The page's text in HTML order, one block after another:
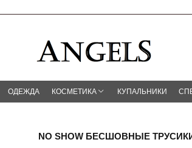
ОДЕЖДА КОСМЕТИКА КУПАЛЬНИКИ
NO SHOW БЕСШОВНЫЕ